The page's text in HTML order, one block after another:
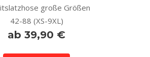
große Größen
42-88 (XS-9XL)
ab 39,90 €